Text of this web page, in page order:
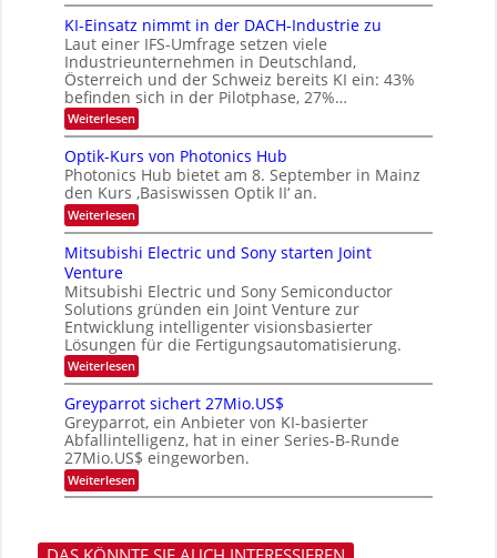
l
d
e
t
s
t
a
r
k
e
s
W
a
c
h
t
m
m
e
r
s
t
e
n
H
a
l
b
j
9
.
W
E
-
H
e
r
a
e
u
s
-
S
e
n
a
r
KI-Einsatz nimmt in der DACH-Industrie zu
Laut einer IFS-Umfrage setzen viele
Industrieunternehmen in Deutschland,
Österreich und der Schweiz bereits KI ein: 43%
befinden sich in der Pilotphase, 27%…
Weiterlesen:
K
-
E
i
n
s
t
n
m
m
t
i
n
d
e
r
D
A
C
H
d
Optik-Kurs von Photonics Hub
Photonics Hub bietet am 8. September in Mainz
den Kurs ‚Basiswissen Optik II‘ an.
Weiterlesen:
O
p
t
k
K
u
r
s
v
o
n
P
h
o
t
o
c
Mitsubishi Electric und Sony starten Joint
Venture
Mitsubishi Electric und Sony Semiconductor
Solutions gründen ein Joint Venture zur
Entwicklung intelligenter visionsbasierter
Lösungen für die Fertigungsautomatisierung.
Weiterlesen:
M
t
s
u
b
i
s
l
Greyparrot sichert 27Mio.US$
Greyparrot, ein Anbieter von KI-basierter
Abfallintelligenz, hat in einer Series-B-Runde
27Mio.US$ eingeworben.
Weiterlesen:
G
y